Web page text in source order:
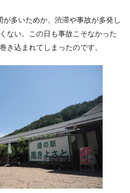
多いためか、渋滞や事故が多発し
ない。この日も事故こそなかった
き込まれてしまったのです。